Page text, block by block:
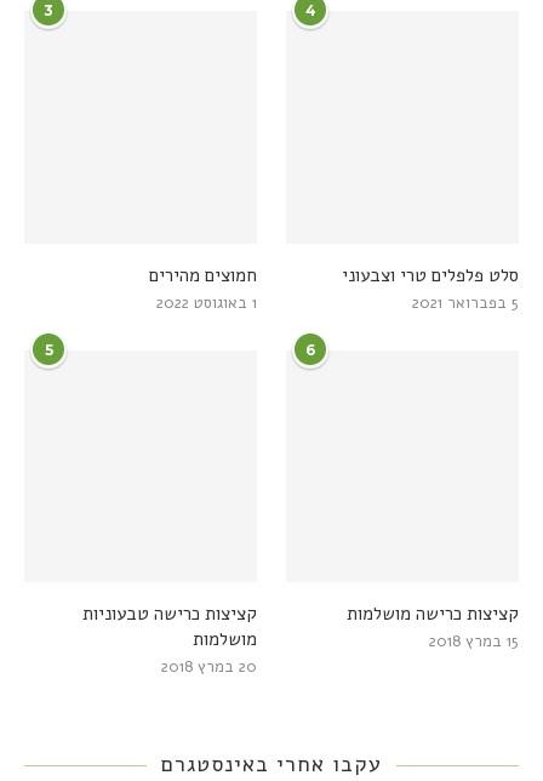
3
חמוצים מהירים
1 באוגוסט 2022
4
סלט פלפלים טרי וצבעוני
5 בפברואר 2021
5
קציצות כרישה טבעוניות
מושלמות
20 במרץ 2018
6
קציצות כרישה מושלמות
15 במרץ 2018
עקבו אחרי באינסטגרם